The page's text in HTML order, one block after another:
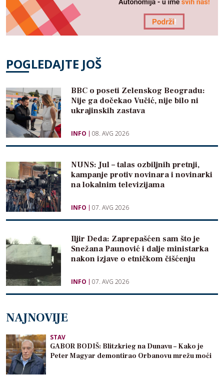
POGLEDAJTE JOŠ
BBC o poseti Zelenskog Beogradu:
Nije ga dočekao Vučić, nije bilo ni
ukrajinskih zastava
INFO 08. AVG 2026
NUNS: Jul – talas ozbiljnih pretnji,
kampanje protiv novinara i novinarki
na lokalnim televizijama
INFO 07. AVG 2026
Iljir Deda: Zaprepašćen sam što je
Snežana Paunović i dalje ministarka
nakon izjave o etničkom čišćenju
INFO 07. AVG 2026
NAJNOVIJE
STAV
GABOR BODIŠ: Blitzkrieg na Dunavu – Kako je
Peter Magyar demontirao Orbanovu mrežu moći